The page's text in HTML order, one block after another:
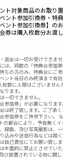
ト対象商品のお取り
ント参加引換券・特
ント参加引換券】の
券は購入枚数分お渡し
返金は一切お受けできま
は、同数の「特典会参加券
ちの方のみ、特典会にご参
ント当日のみ終演まで有
枚数に上限はございませ
ります。
一切できません。
参加券」が必要になります
は終了致します。ご了承く
参加券をご持参下さい。
の都合により、予告無く
録画、及び写真撮影は、
込みや迷惑行為などは固く
自己責任にてお願い致しま
全面的に禁止とさせてい
び放置されている物に関